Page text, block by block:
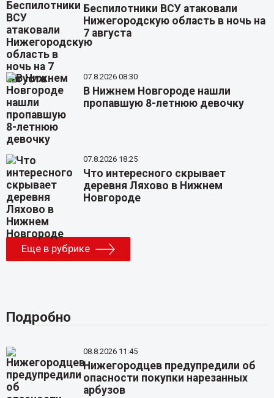
Беспилотники ВСУ атаковали
Нижегородскую область в ночь на
7 августа
07.8.2026 08:30
В Нижнем Новгороде нашли
пропавшую 8-летнюю девочку
07.8.2026 18:25
Что интересного скрывает
деревня Ляхово в Нижнем
Новгороде
Еще в рубрике
Подробно
08.8.2026 11:45
Нижегородцев предупредили об
опасности покупки нарезанных
арбузов